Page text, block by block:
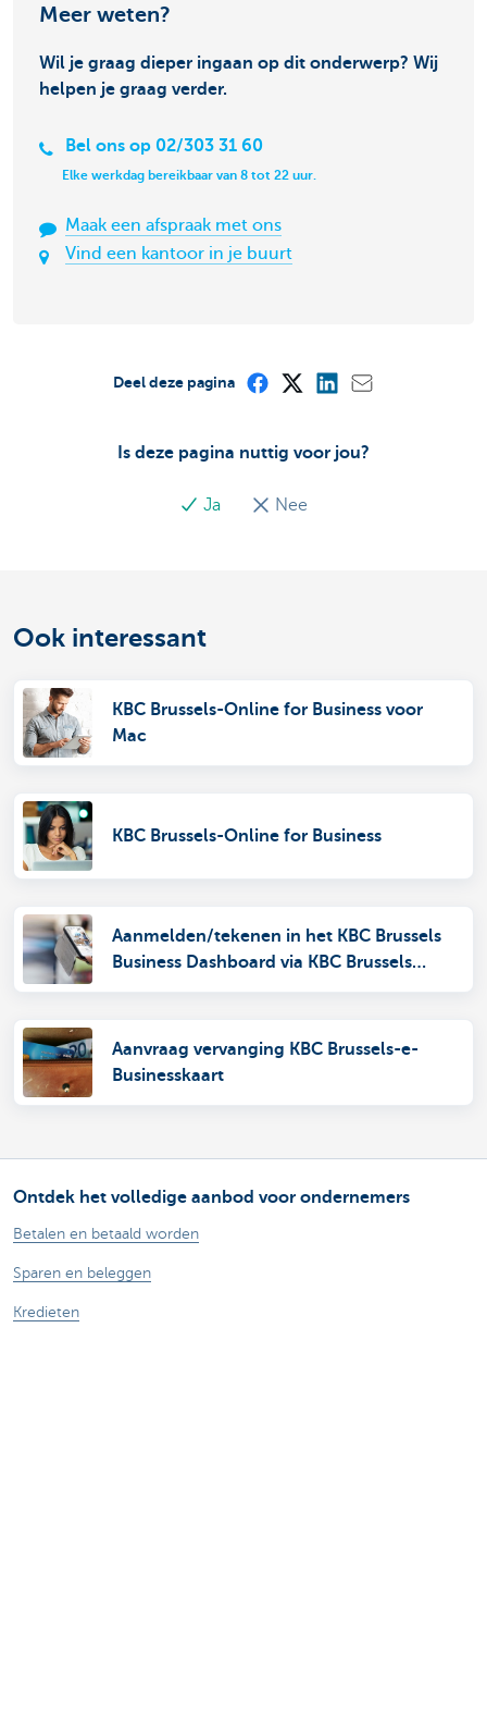
Meer weten?
Wil je graag dieper ingaan op dit onderwerp? Wij
helpen je graag verder.
Bel ons op 02/303 31 60
Elke werkdag bereikbaar van 8 tot 22 uur.
Maak een afspraak met ons
Vind een kantoor in je buurt
Is deze pagina nuttig voor jou?
Ja Nee
Deel deze pagina
Ook interessant
KBC Brussels-Online for Business voor
Mac
KBC Brussels-Online for Business
Aanmelden/tekenen in het KBC Brussels
Business Dashboard via KBC Brussels
Aanvraag vervanging KBC Brussels-e-
Businesskaart
Ontdek het volledige aanbod voor ondernemers
Betalen en betaald worden
Sparen en beleggen
Kredieten